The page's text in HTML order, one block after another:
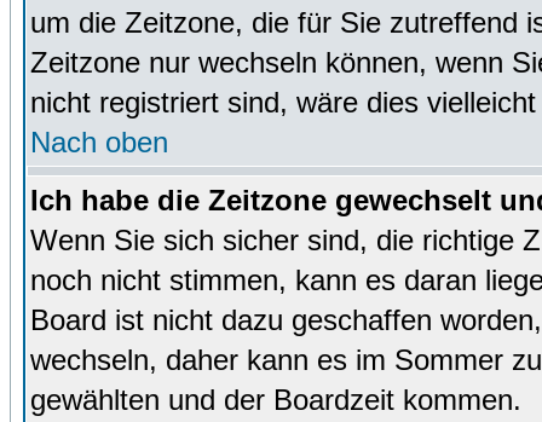
um die Zeitzone, die für Sie zutreffend
Zeitzone nur wechseln können, wenn
nicht registriert sind, wäre dies
Nach oben
Ich habe die Zeitzone gewechselt
Wenn Sie sich sicher sind, die richtige
noch nicht stimmen, kann es daran
Board ist nicht dazu geschaffen
wechseln, daher kann es im Sommer
gewählten und der Boardzeit kommen.